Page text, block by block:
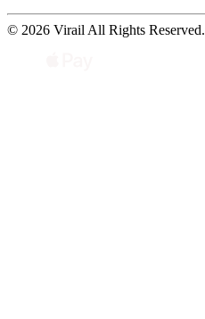
© 2026 Virail All Rights Reserved.